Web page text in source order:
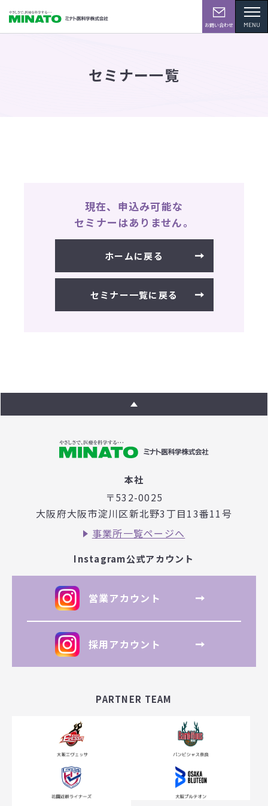
お問い合わせ MENU
セミナー一覧
現在、申込み可能な
セミナーはありません。
ホームに戻る
セミナー一覧に戻る
本社
〒532-0025
大阪府大阪市淀川区新北野3丁目13番11号
事業所一覧ページへ
Instagram公式アカウント
営業アカウント
採用アカウント
PARTNER TEAM